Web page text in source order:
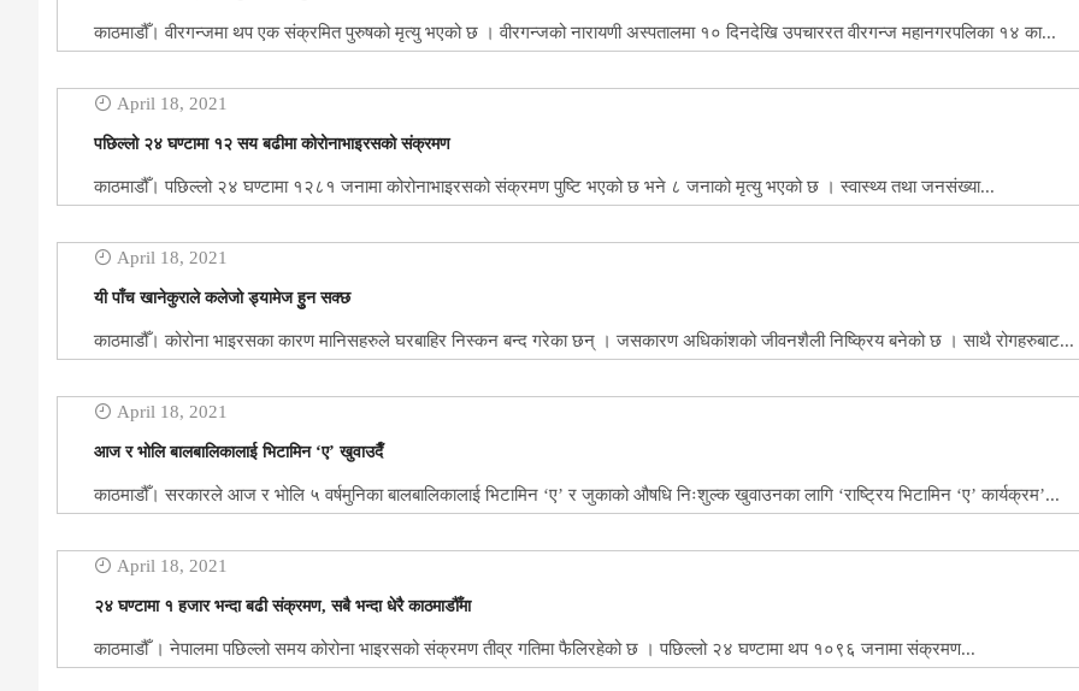
काठमाडौँ। वीरगन्जमा थप एक संक्रमित पुरुषको मृत्यु भएको छ । वीरगन्जको नारायणी अस्पतालमा १० दिनदेखि उपचाररत वीरगन्ज महानगरपलिका १४ का...
April 18, 2021
पछिल्लो २४ घण्टामा १२ सय बढीमा कोरोनाभाइरसको संक्रमण
काठमाडौँ। पछिल्लो २४ घण्टामा १२८१ जनामा कोरोनाभाइरसको संक्रमण पुष्टि भएको छ भने ८ जनाको मृत्यु भएको छ । स्वास्थ्य तथा जनसंख्या...
April 18, 2021
यी पाँच खानेकुराले कलेजो ड्यामेज हुुन सक्छ
काठमाडौँ। कोरोना भाइरसका कारण मानिसहरुले घरबाहिर निस्कन बन्द गरेका छन् । जसकारण अधिकांशको जीवनशैली निष्क्रिय बनेको छ । साथै रोगहरुबाट...
April 18, 2021
आज र भोलि बालबालिकालाई भिटामिन ‘ए’ खुवाउदैँ
काठमाडौँ। सरकारले आज र भोलि ५ वर्षमुनिका बालबालिकालाई भिटामिन ‘ए’ र जुकाको औषधि निःशुल्क खुवाउनका लागि ‘राष्ट्रिय भिटामिन ‘ए’ कार्यक्रम’...
April 18, 2021
२४ घण्टामा १ हजार भन्दा बढी संक्रमण, सबै भन्दा धेरै काठमाडौँमा
काठमाडौँ । नेपालमा पछिल्लो समय कोरोना भाइरसको संक्रमण तीव्र गतिमा फैलिरहेको छ । पछिल्लो २४ घण्टामा थप १०९६ जनामा संक्रमण...